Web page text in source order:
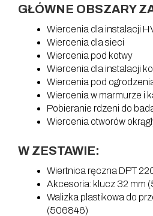
GŁÓWNE OBSZARY
Wiercenia dla instalacji
Wiercenia dla sieci
Wiercenia pod kotwy
Wiercenia dla instalacji
Wiercenia pod
Wiercenia w marmurze i
Pobieranie rdzeni do
Wiercenia otworów
W ZESTAWIE:
Wiertnica ręczna DPT
Akcesoria: klucz 32 mm
Walizka plastikowa do
(506846)